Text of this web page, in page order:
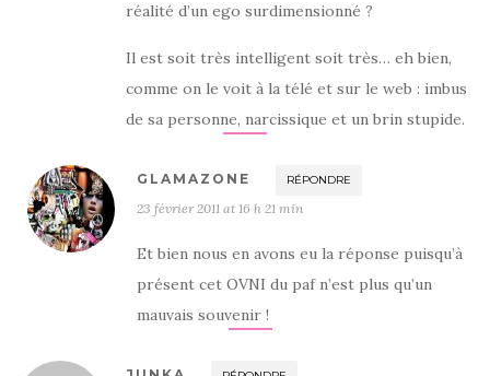
réalité d’un ego surdimensionné ?
Il est soit très intelligent soit très… eh bien,
comme on le voit à la télé et sur le web : imbus
de sa personne, narcissique et un brin stupide.
GLAMAZONE RÉPONDRE
23 février 2011 at 16 h 21 min
Et bien nous en avons eu la réponse puisqu’à
présent cet OVNI du paf n’est plus qu’un
mauvais souvenir !